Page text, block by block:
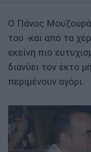
Ο Πάνος
του -και από τα
εκείνη πιο
διανύει τον έκτο
περιμένουν αγόρι.